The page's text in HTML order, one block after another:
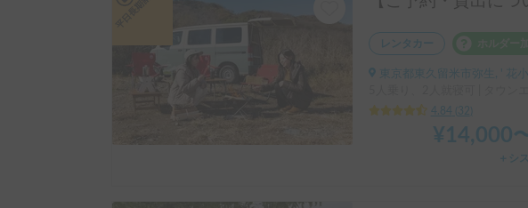
レンタカー
東京都東久留米市弥生, ' 花小
4.84 32
¥ 14,000
＋シ